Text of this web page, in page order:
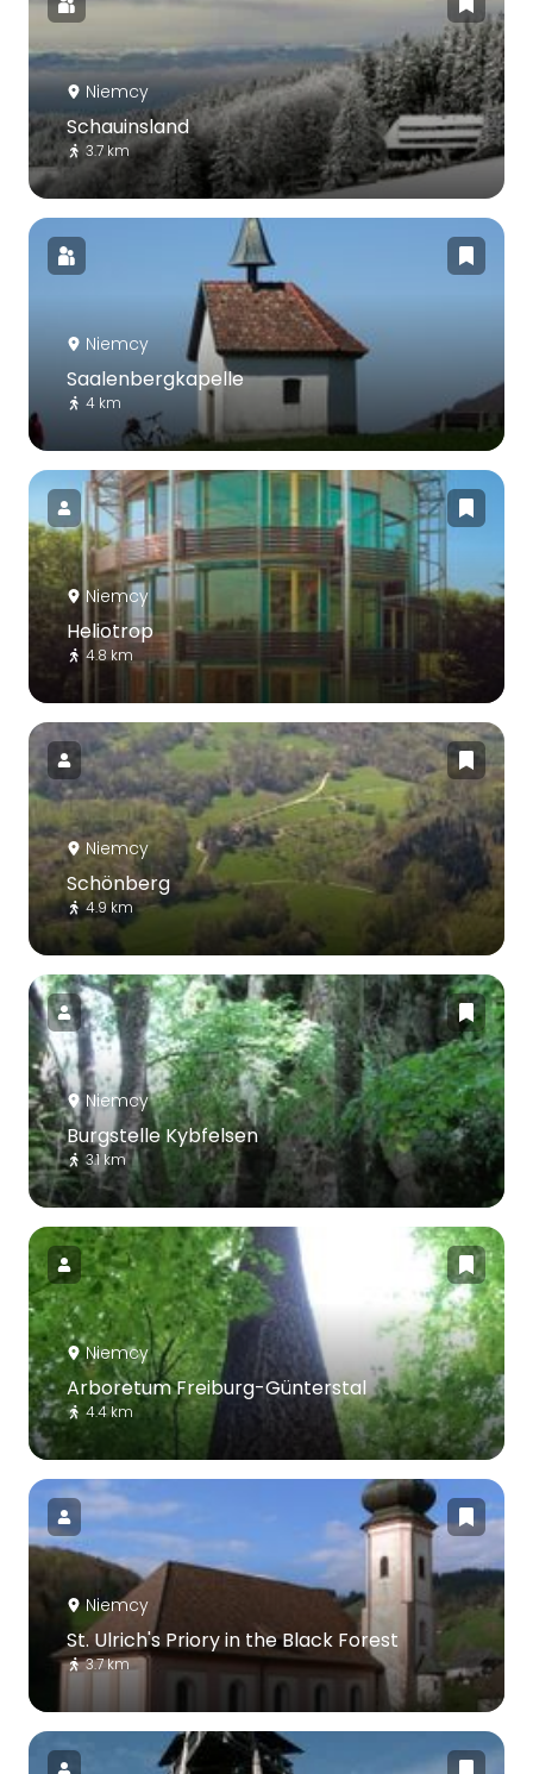
Niemcy
Schauinsland
3.7 km
Niemcy
Saalenbergkapelle
4 km
Niemcy
Heliotrop
4.8 km
Niemcy
Schönberg
4.9 km
Niemcy
Burgstelle Kybfelsen
3.1 km
Niemcy
Arboretum Freiburg-Günterstal
4.4 km
Niemcy
St. Ulrich's Priory in the Black Forest
3.7 km